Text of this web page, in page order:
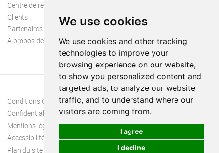
We use cookies
We use cookies and other tracking
technologies to improve your
browsing experience on our website,
to show you personalized content and
targeted ads, to analyze our website
traffic, and to understand where our
visitors are coming from.
I agree
I decline
Centre de ressources
Clients
Partenaires
A propos de nous
Conditions Générales
Confidentialité
Mentions légales
Accessibilité
Plan du site